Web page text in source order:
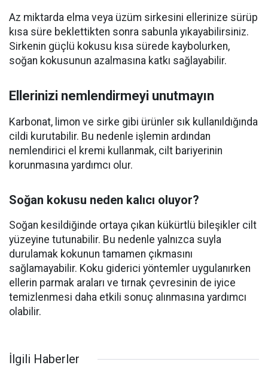
Az miktarda elma veya üzüm sirkesini ellerinize sürüp
kısa süre beklettikten sonra sabunla yıkayabilirsiniz.
Sirkenin güçlü kokusu kısa sürede kaybolurken,
soğan kokusunun azalmasına katkı sağlayabilir.
Ellerinizi nemlendirmeyi unutmayın
Karbonat, limon ve sirke gibi ürünler sık kullanıldığında
cildi kurutabilir. Bu nedenle işlemin ardından
nemlendirici el kremi kullanmak, cilt bariyerinin
korunmasına yardımcı olur.
Soğan kokusu neden kalıcı oluyor?
Soğan kesildiğinde ortaya çıkan kükürtlü bileşikler cilt
yüzeyine tutunabilir. Bu nedenle yalnızca suyla
durulamak kokunun tamamen çıkmasını
sağlamayabilir. Koku giderici yöntemler uygulanırken
ellerin parmak araları ve tırnak çevresinin de iyice
temizlenmesi daha etkili sonuç alınmasına yardımcı
olabilir.
İlgili Haberler